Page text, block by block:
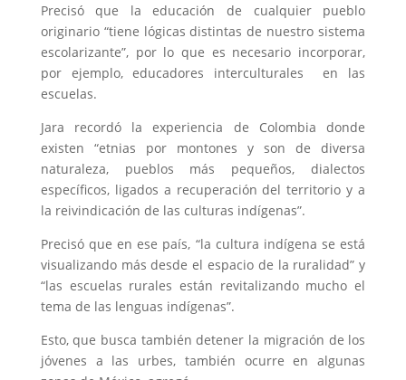
Precisó que la educación de cualquier pueblo
originario “tiene lógicas distintas de nuestro sistema
escolarizante”, por lo que es necesario incorporar,
por ejemplo, educadores interculturales en las
escuelas.
Jara recordó la experiencia de Colombia donde
existen “etnias por montones y son de diversa
naturaleza, pueblos más pequeños, dialectos
específicos, ligados a recuperación del territorio y a
la reivindicación de las culturas indígenas”.
Precisó que en ese país, “la cultura indígena se está
visualizando más desde el espacio de la ruralidad” y
“las escuelas rurales están revitalizando mucho el
tema de las lenguas indígenas”.
Esto, que busca también detener la migración de los
jóvenes a las urbes, también ocurre en algunas